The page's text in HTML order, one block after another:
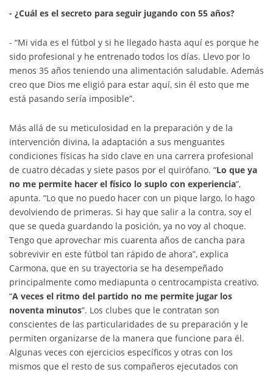
- ¿Cuál es el secreto para seguir jugando con 55 años?
- “Mi vida es el fútbol y si he llegado hasta aquí es porque he
sido profesional y he entrenado todos los días. Llevo por lo
menos 35 años teniendo una alimentación saludable. Además
creo que Dios me eligió para estar aquí, sin él esto que me
está pasando sería imposible”.
Más allá de su meticulosidad en la preparación y de la
intervención divina, la adaptación a sus menguantes
condiciones físicas ha sido clave en una carrera profesional
de cuatro décadas y siete pasos por el quirófano. “Lo que ya
no me permite hacer el físico lo suplo con experiencia”,
apunta. “Lo que no puedo hacer con un pique largo, lo hago
devolviendo de primeras. Si hay que salir a la contra, soy el
que se queda guardando la posición, ya no voy al choque.
Tengo que aprovechar mis cuarenta años de cancha para
sobrevivir en este fútbol tan rápido de ahora”, explica
Carmona, que en su trayectoria se ha desempeñado
principalmente como mediapunta o centrocampista creativo.
“A veces el ritmo del partido no me permite jugar los
noventa minutos”. Los clubes que le contratan son
conscientes de las particularidades de su preparación y le
permiten organizarse de la manera que funcione para él.
Algunas veces con ejercicios específicos y otras con los
mismos que el resto de sus compañeros ejecutados con